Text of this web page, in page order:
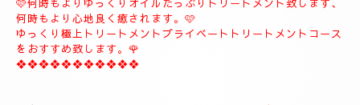
🪻🌹④プライベートトリートメントコース🪻🌹
こちらのコースもとても人気の高いおすすめコースになります。
よむぎ蒸し30分お体のデトックスを流します、お体が温まりま